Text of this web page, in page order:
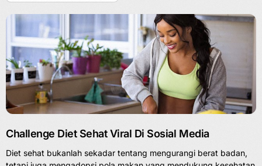
Challenge Diet Sehat Viral Di Sosial Media
Diet sehat bukanlah sekadar tentang mengurangi berat badan,